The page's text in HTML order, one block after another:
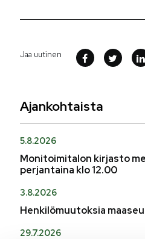
Jaa uutinen
Ajankohtaista
5.8.2026
Monitoimitalon kirjasto
perjantaina klo 12.00
3.8.2026
Henkilömuutoksia
29.7.2026